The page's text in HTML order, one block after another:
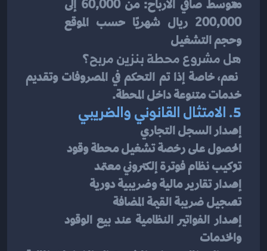
200,000 ريال شهريًا حسب الموقع
وحجم التشغيل
هل مشروع محطة بنزين مربح؟
خدمات متنوعة داخل المحطة.
5. الامتثال القانوني والضريبي
إصدار السجل التجاري
الحصول على رخصة تشغيل محطة وقود
تركيب نظام فوترة إلكتروني معتمد
إصدار تقارير مالية وضريبية دورية
تسجيل ضريبة القيمة المضافة
إصدار الفواتير النظامية عند بيع الوقود
والخدمات